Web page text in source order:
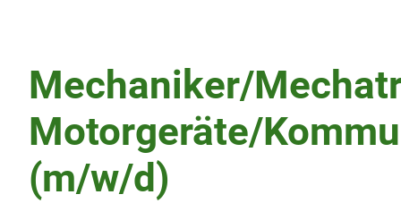
Mechaniker/
Motorgeräte/
(m/w/d)